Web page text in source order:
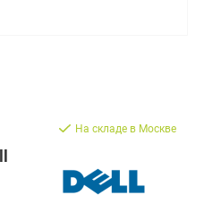
На складе в Москве